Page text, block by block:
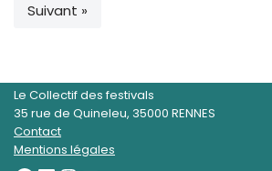
Suivant »
Le Collectif des festivals
35 rue de Quineleu, 35000 RENNES
Contact
Mentions légales